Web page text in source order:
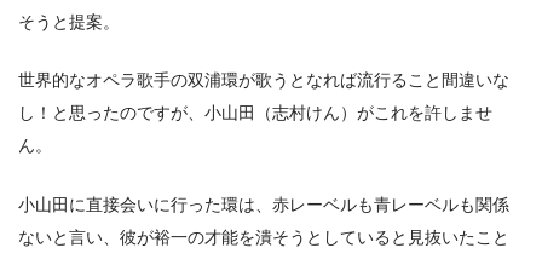
そうと提案。
世界的なオペラ歌手の双浦環が歌うとなれば流行ること間違いな
し！と思ったのですが、小山田（志村けん）がこれを許しませ
ん。
小山田に直接会いに行った環は、赤レーベルも青レーベルも関係
ないと言い、彼が裕一の才能を潰そうとしていると見抜いたこと